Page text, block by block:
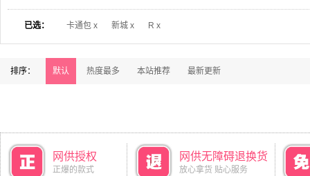
已选： 卡通包 x 新城 x R x
排序： 默认 热度最多 本站推荐 最新更新
网供授权
正爆的款式
网供无障碍退换货
放心拿货 贴心服务